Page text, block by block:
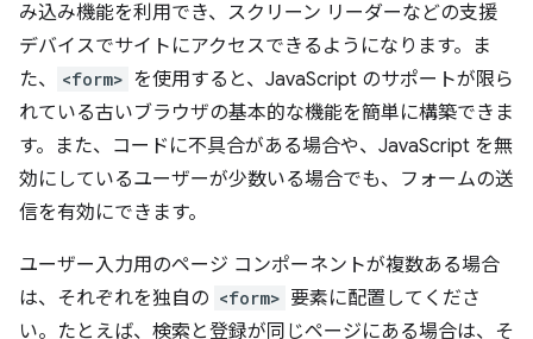
み込み機能を利用でき、スクリーン リーダーなどの支援
デバイスでサイトにアクセスできるようになります。ま
た、
<form> を使用すると、JavaScript のサポートが限ら
れている古いブラウザの基本的な機能を簡単に構築できま
す。また、コードに不具合がある場合や、JavaScript を無
効にしているユーザーが少数いる場合でも、フォームの送
信を有効にできます。
ユーザー入力用のページ コンポーネントが複数ある場合
は、それぞれを独自の <form> 要素に配置してくださ
い。たとえば、検索と登録が同じページにある場合は、そ